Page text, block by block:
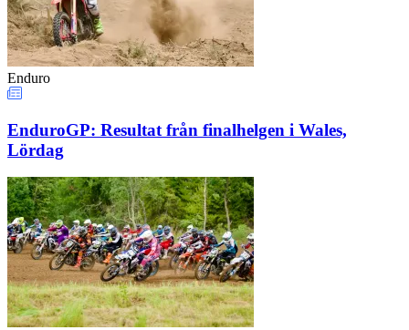
Enduro
EnduroGP: Resultat från finalhelgen i Wales,
Lördag